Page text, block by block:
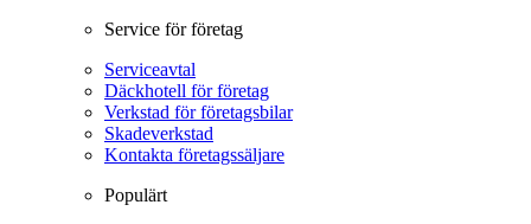
Service för företag
Serviceavtal
Däckhotell för företag
Verkstad för företagsbilar
Skadeverkstad
Kontakta företagssäljare
Populärt